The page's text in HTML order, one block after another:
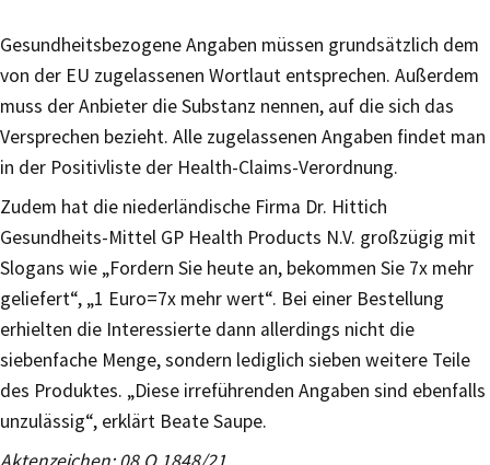
Gesundheitsbezogene Angaben müssen grundsätzlich dem
von der EU zugelassenen Wortlaut entsprechen. Außerdem
muss der Anbieter die Substanz nennen, auf die sich das
Versprechen bezieht. Alle zugelassenen Angaben findet man
in der Positivliste der Health-Claims-Verordnung.
Zudem hat die niederländische Firma Dr. Hittich
Gesundheits-Mittel GP Health Products N.V. großzügig mit
Slogans wie „Fordern Sie heute an, bekommen Sie 7x mehr
geliefert“, „1 Euro=7x mehr wert“. Bei einer Bestellung
erhielten die Interessierte dann allerdings nicht die
siebenfache Menge, sondern lediglich sieben weitere Teile
des Produktes. „Diese irreführenden Angaben sind ebenfalls
unzulässig“, erklärt Beate Saupe.
Aktenzeichen: 08 O 1848/21